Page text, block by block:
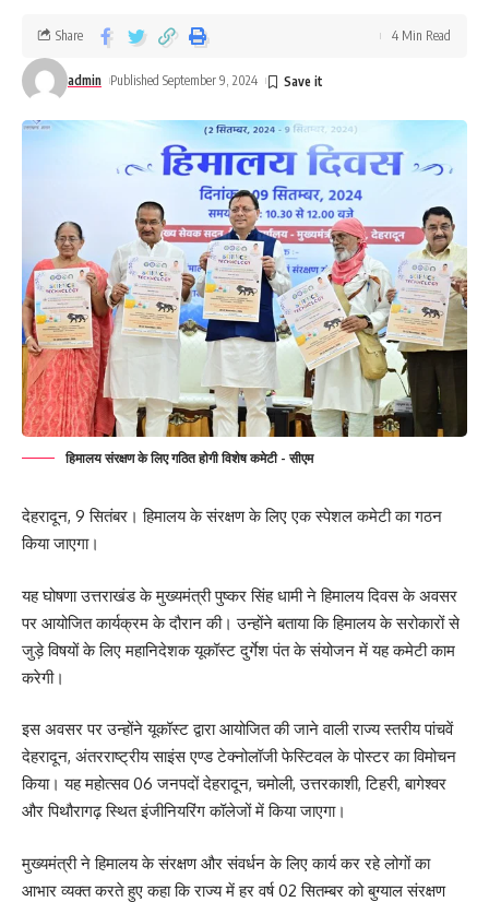
admin Published September 9, 2024
Share 4 Min Read
हिमालय संरक्षण के लिए गठित होगी विशेष कमेटी - सीएम
देहरादून, 9 सितंबर। हिमालय के संरक्षण के लिए एक स्पेशल कमेटी का गठन
किया जाएगा।
यह घोषणा उत्तराखंड के मुख्यमंत्री पुष्कर सिंह धामी ने हिमालय दिवस के अवसर
पर आयोजित कार्यक्रम के दौरान की। उन्होंने बताया कि हिमालय के सरोकारों से
जुड़े विषयों के लिए महानिदेशक यूकॉस्ट दुर्गेश पंत के संयोजन में यह कमेटी काम
करेगी।
इस अवसर पर उन्होंने यूकॉस्ट द्वारा आयोजित की जाने वाली राज्य स्तरीय पांचवें
देहरादून, अंतरराष्ट्रीय साइंस एण्ड टेक्नोलॉजी फेस्टिवल के पोस्टर का विमोचन
किया। यह महोत्सव 06 जनपदों देहरादून, चमोली, उत्तरकाशी, टिहरी, बागेश्वर
और पिथौरागढ़ स्थित इंजीनियरिंग कॉलेजों में किया जाएगा।
मुख्यमंत्री ने हिमालय के संरक्षण और संवर्धन के लिए कार्य कर रहे लोगों का
आभार व्यक्त करते हुए कहा कि राज्य में हर वर्ष 02 सितम्बर को बुग्याल संरक्षण